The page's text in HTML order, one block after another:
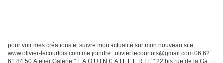
pour voir mes créations et suivre mon actualité sur mon nouveau site
www.olivier-lecourtois.com me joindre : olivier.lecourtois@gmail.com 06 62
61 84 50 Atelier Galerie " L A Q U I N C A I L L E R I E " 22 bis rue de la Gare